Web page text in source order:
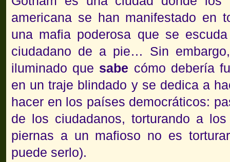
americana se han manifestado en
una mafia poderosa que se
ciudadano de a pie… Sin
iluminado que sabe cómo debería
en un traje blindado y se dedica a
hacer en los países democráticos:
de los ciudadanos, torturando a
piernas a un mafioso no es
puede serlo).